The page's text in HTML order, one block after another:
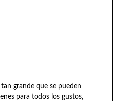
grande que se pueden
para todos los gustos,